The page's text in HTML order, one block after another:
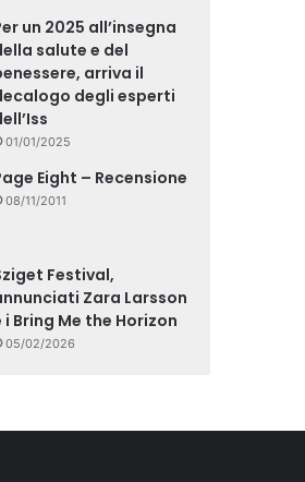
un 2025 all’insegna
salute e del
arriva il
degli esperti
01/01/2025
Eight – Recensione
08/11/2011
Festival,
Zara Larsson
i Bring Me the Horizon
05/02/2026